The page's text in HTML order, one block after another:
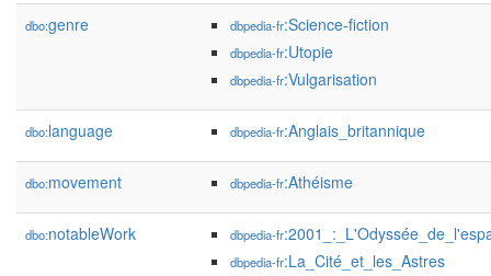
dbo:genre dbpedia-fr:Science-fiction
dbpedia-fr:Utopie
dbpedia-fr:Vulgarisation
dbo:language dbpedia-fr:Anglais_britannique
dbo:movement dbpedia-fr:Athéisme
dbo:notableWork dbpedia-fr
dbpedia-fr:La_Cité_et_les_Astres